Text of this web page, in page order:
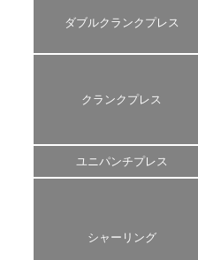
ダブルクランクプレス
クランクプレス
ユニパンチプレス
シャーリング